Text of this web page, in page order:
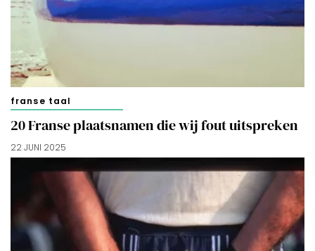
doorgaan’ dan ga je akkoord met het gebruik van alle
cookies zoals omschreven in onzeCookieverklaring.
franse taal
20 Franse plaatsnamen die wij fout uitspreken
22 JUNI 2025